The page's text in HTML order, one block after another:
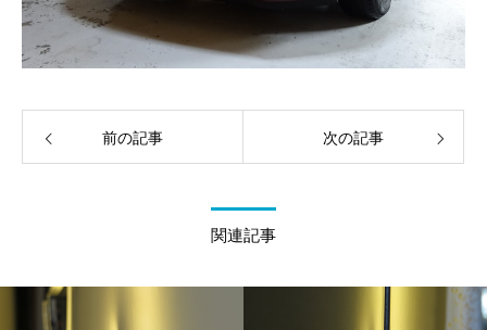
前の記事 次の記事
関連記事